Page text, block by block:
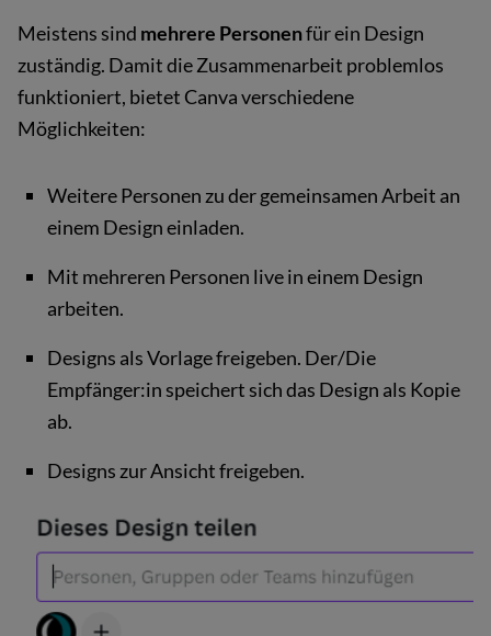
Meistens sind mehrere Personenfür ein Design
zuständig. Damit die Zusammenarbeit problemlos
funktioniert, bietet Canva verschiedene
Möglichkeiten:
Weitere Personen zu der gemeinsamen Arbeit an
einem Design einladen.
Mit mehreren Personen live in einem Design
arbeiten.
Designs als Vorlage freigeben. Der/Die
Empfänger:in speichert sich das Design als Kopie
ab.
Designs zur Ansicht freigeben.